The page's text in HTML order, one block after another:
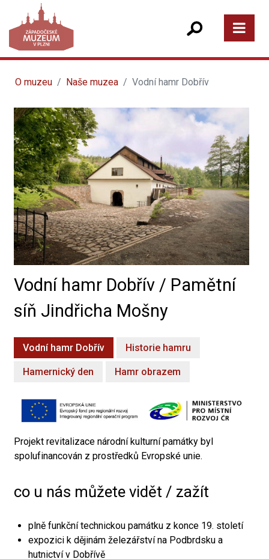
O muzeu Naše muzea Vodní hamr Dobřív
Vodní hamr Dobřív / Pamětní
síň Jindřicha Mošny
Vodní hamr Dobřív Historie hamru
Hamernický den Hamr obrazem
Projekt revitalizace národní kulturní památky byl
spolufinancován z prostředků Evropské unie.
co u nás můžete vidět / zažít
plně funkční technickou památku z konce 19. století
expozici k dějinám železářství na Podbrdsku a
hutnictví v Dobřívě